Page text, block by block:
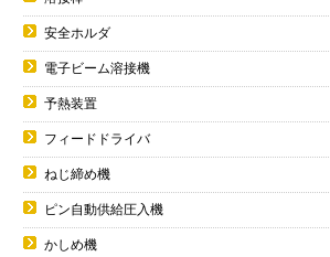
安全ホルダ
電子ビーム溶接機
予熱装置
フィードドライバ
ねじ締め機
ピン自動供給圧入機
かしめ機